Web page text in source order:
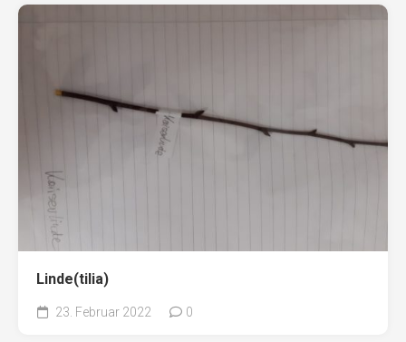
Linde(tilia)
23. Februar 2022 0